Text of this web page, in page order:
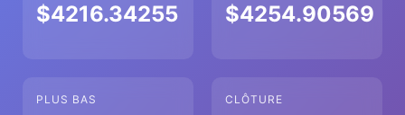
$4216.34255 $4254.90569
PLUS BAS CLÔTURE